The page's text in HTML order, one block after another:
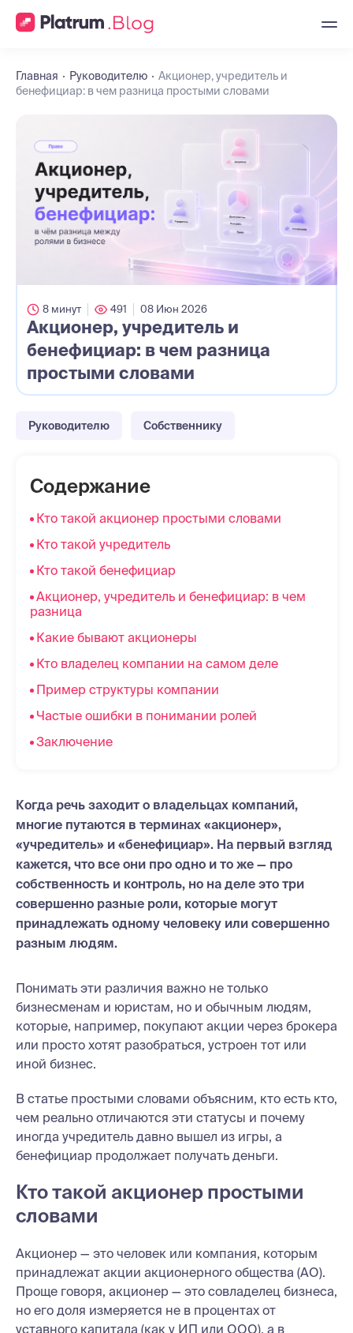
Главная Руководителю
Акционер, учредитель и
бенефициар: в чем разница простыми словами
Акционер, учредитель и
бенефициар: в чем разница
простыми словами
8 минут 491 08 Июн 2026
Руководителю Собственнику
Содержание
Кто такой акционер простыми словами
Кто такой учредитель
Кто такой бенефициар
Акционер, учредитель и бенефициар: в чем
разница
Какие бывают акционеры
Кто владелец компании на самом деле
Пример структуры компании
Частые ошибки в понимании ролей
Заключение
Когда речь заходит о владельцах компаний,
многие путаются в терминах «акционер»,
«учредитель» и «бенефициар». На первый взгляд
кажется, что все они про одно и то же — про
собственность и контроль, но на деле это три
совершенно разные роли, которые могут
принадлежать одному человеку или совершенно
разным людям.
Понимать эти различия важно не только
бизнесменам и юристам, но и обычным людям,
которые, например, покупают акции через брокера
или просто хотят разобраться, устроен тот или
иной бизнес.
В статье простыми словами объясним, кто есть кто,
чем реально отличаются эти статусы и почему
иногда учредитель давно вышел из игры, а
бенефициар продолжает получать деньги.
Кто такой акционер простыми
словами
Акционер — это человек или компания, которым
принадлежат акции акционерного общества (АО).
Проще говоря, акционер — это совладелец бизнеса,
но его доля измеряется не в процентах от
уставного капитала (как у ИП или ООО), а в